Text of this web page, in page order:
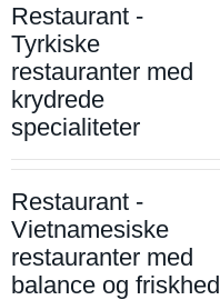
Restaurant -
Tyrkiske
restauranter med
krydrede
specialiteter
Restaurant -
Vietnamesiske
restauranter med
balance og friskhed